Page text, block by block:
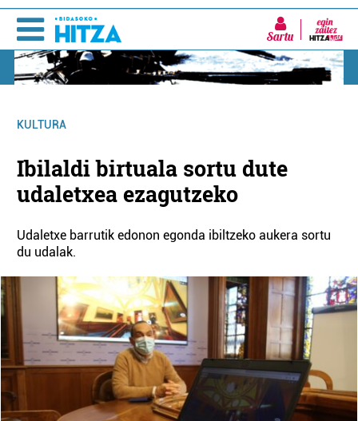
Sartu
KULTURA
Ibilaldi birtuala sortu dute
udaletxea ezagutzeko
Udaletxe barrutik edonon egonda ibiltzeko aukera sortu
du udalak.